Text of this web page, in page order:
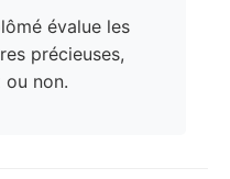
évalue les
précieuses,
ou non.